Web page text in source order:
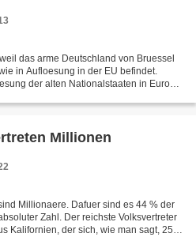
das arme Deutschland von Bruessel
in Aufloesung in der EU befindet.
der alten Nationalstaaten in Europa.
Millionen
Millionaere. Dafuer sind es 44 % der
Zahl. Der reichste Volksvertreter
Kalifornien, der sich, wie man sagt, 250